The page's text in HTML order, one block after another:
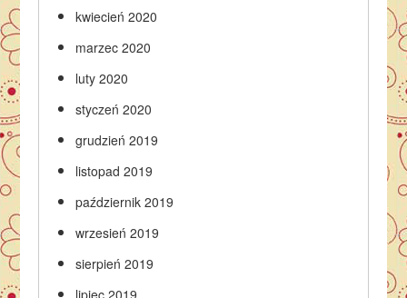
kwiecień 2020
marzec 2020
luty 2020
styczeń 2020
grudzień 2019
listopad 2019
październik 2019
wrzesień 2019
sierpień 2019